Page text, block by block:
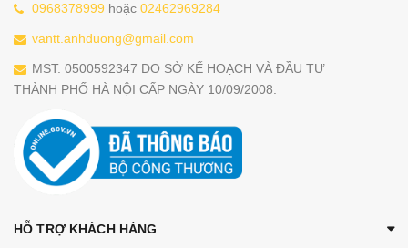
0968378999 hoặc 02462969284
vantt.anhduong@gmail.com
MST: 0500592347 DO SỞ KẾ HOẠCH VÀ ĐẦU TƯ
THÀNH PHỐ HÀ NỘI CẤP NGÀY 10/09/2008.
HỖ TRỢ KHÁCH HÀNG